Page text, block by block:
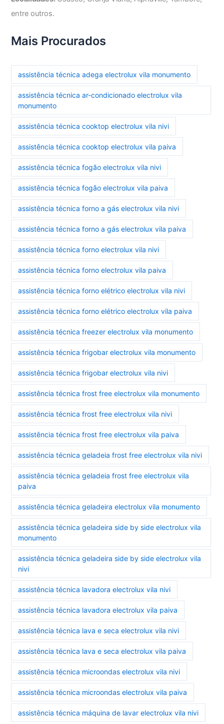
entre outros.
Mais Procurados
assistência técnica adega electrolux vila monumento
assistência técnica ar-condicionado electrolux vila
monumento
assistência técnica cooktop electrolux vila nivi
assistência técnica cooktop electrolux vila paiva
assistência técnica fogão electrolux vila nivi
assistência técnica fogão electrolux vila paiva
assistência técnica forno a gás electrolux vila nivi
assistência técnica forno a gás electrolux vila paiva
assistência técnica forno electrolux vila nivi
assistência técnica forno electrolux vila paiva
assistência técnica forno elétrico electrolux vila nivi
assistência técnica forno elétrico electrolux vila paiva
assistência técnica freezer electrolux vila monumento
assistência técnica frigobar electrolux vila monumento
assistência técnica frigobar electrolux vila nivi
assistência técnica frost free electrolux vila monumento
assistência técnica frost free electrolux vila nivi
assistência técnica frost free electrolux vila paiva
assistência técnica geladeia frost free electrolux vila nivi
assistência técnica geladeia frost free electrolux vila
paiva
assistência técnica geladeira electrolux vila monumento
assistência técnica geladeira side by side electrolux vila
monumento
assistência técnica geladeira side by side electrolux vila
nivi
assistência técnica lavadora electrolux vila nivi
assistência técnica lavadora electrolux vila paiva
assistência técnica lava e seca electrolux vila nivi
assistência técnica lava e seca electrolux vila paiva
assistência técnica microondas electrolux vila nivi
assistência técnica microondas electrolux vila paiva
assistência técnica máquina de lavar electrolux vila nivi